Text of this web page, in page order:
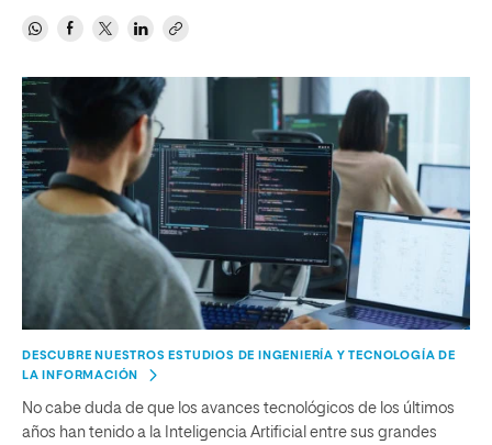
DESCUBRE NUESTROS ESTUDIOS DE INGENIERÍA Y TECNOLOGÍA DE
LA INFORMACIÓN
No cabe duda de que los avances tecnológicos de los últimos
años han tenido a la Inteligencia Artificial entre sus grandes